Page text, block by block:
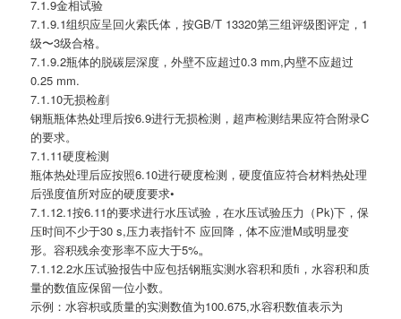
7.1.9金相试验
7.1.9.1组织应呈回火索氏体，按GB/T 13320第三组评级图评定，1
级〜3级合格。
7.1.9.2瓶体的脱碳层深度，外壁不应超过0.3 mm,内壁不应超过
0.25 mm.
7.1.10无损检剷
钢瓶瓶体热处理后按6.9进行无损检测，超声检测结果应符合附录C
的要求。
7.1.11硬度检测
瓶体热处理后应按照6.10进行硬度检测，硬度值应符合材料热处理
后强度值所对应的硬度要求•
7.1.12.1按6.11的要求进行水压试验，在水压试验压力（Pk)下，保
压时间不少于30 s,压力表指针不 应回降，体不应泄M或明显变
形。容积残余变形率不应大于5%„
7.1.12.2水压试验报告中应包括钢瓶实测水容积和质fi，水容积和质
量的数值应保留一位小数。
示例：水容枳或质量的实测数值为100.675,水容积数值表示为